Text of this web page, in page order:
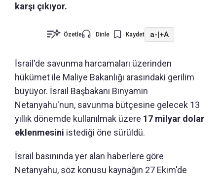
karşı çıkıyor.
Özetle Dinle Kaydet a-|+A
İsrail'de savunma harcamaları üzerinden
hükümet ile Maliye Bakanlığı arasındaki gerilim
büyüyor. İsrail Başbakanı Binyamin
Netanyahu'nun, savunma bütçesine gelecek 13
yıllık dönemde kullanılmak üzere 17 milyar dolar
eklenmesini istediği öne sürüldü.
İsrail basınında yer alan haberlere göre
Netanyahu, söz konusu kaynağın 27 Ekim'de